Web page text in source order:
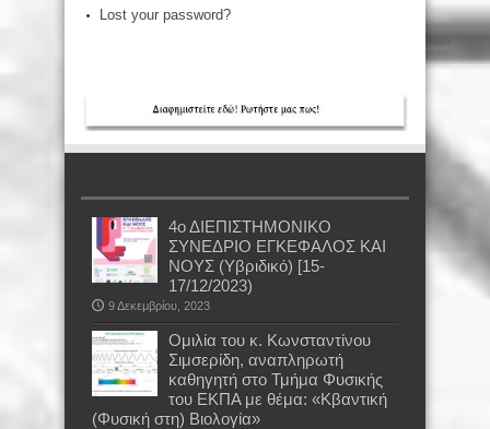
Lost your password?
4ο ΔΙΕΠΙΣΤΗΜΟΝΙΚΟ
ΣΥΝΕΔΡΙΟ ΕΓΚΕΦΑΛΟΣ ΚΑΙ
ΝΟΥΣ (Υβριδικό) [15-
17/12/2023)
9 Δεκεμβρίου, 2023
Oμιλία του κ. Κωνσταντίνου
Σιμσερίδη, αναπληρωτή
καθηγητή στο Τμήμα Φυσικής
του ΕΚΠΑ με θέμα: «Κβαντική
(Φυσική στη) Βιολογία»